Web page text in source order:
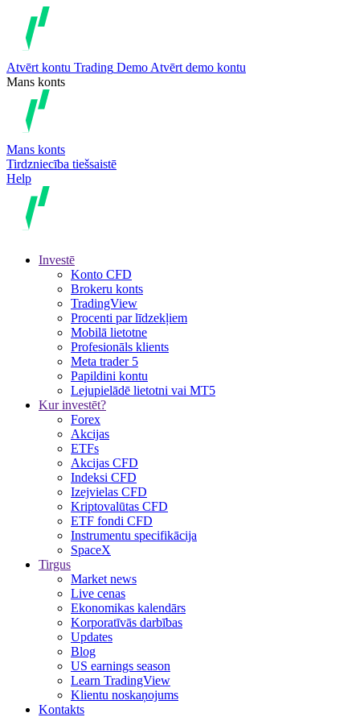
Atvērt kontu Trading Demo Atvērt demo kontu
Mans konts
Mans konts
Tirdzniecība tiešsaistē
Help
Investē
Konto CFD
Brokeru konts
TradingView
Procenti par līdzekļiem
Mobilā lietotne
Profesionāls klients
Meta trader 5
Papildini kontu
Lejupielādē lietotni vai MT5
Kur investēt?
Forex
Akcijas
ETFs
Akcijas CFD
Indeksi CFD
Izejvielas CFD
Kriptovalūtas CFD
ETF fondi CFD
Instrumentu specifikācija
SpaceX
Tirgus
Market news
Live cenas
Ekonomikas kalendārs
Korporatīvās darbības
Updates
Blog
US earnings season
Learn TradingView
Klientu noskaņojums
Kontakts